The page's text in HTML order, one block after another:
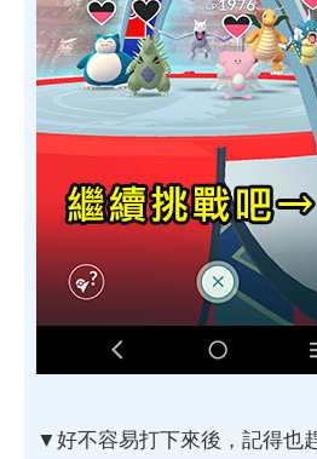
▼好不容易打下來後，記得也